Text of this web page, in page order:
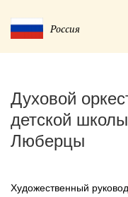
Россия
Духовой
детской
Люберцы
Художественный